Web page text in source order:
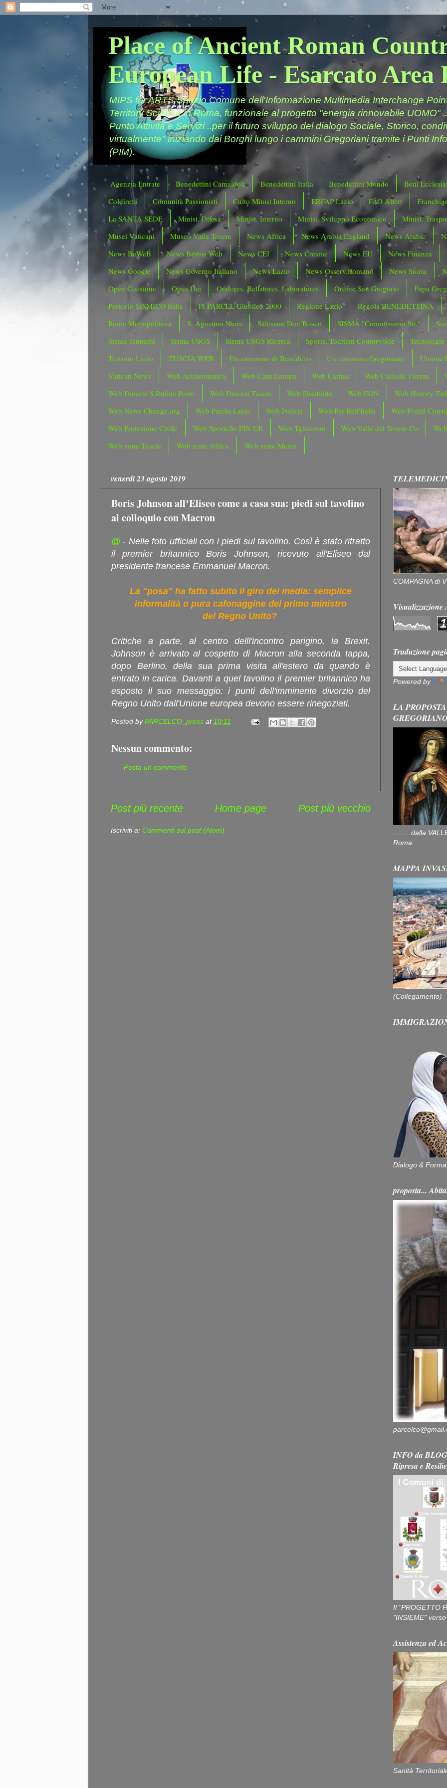
Place of Ancient Roman
European Life - Esarcato Area
MIPS for ARTS Spazio Comune dell'Informazione Multimedia Interchange
Territory Science in Roma, funzionale al progetto "energia rinnovabile UOMO"
Punto Attività e Servizi ..per il futuro sviluppo del dialogo Sociale, Storico,
virtualmente" iniziando dai Borghi lungo i cammini Gregoriani tramite i Punti
(PIM).
Agenzia Entrate Benedettini Camaldoli Benedettini Italia Benedettini Mondo
Beni
Coldiretti
Comunità Passionisti Culto Minist.Interno ERFAP Lazio FAO Allert
La SANTA SEDE
Minist. Difesa Minist. Interno Minist. Sviluppo Economico
Minist.
Musei Vaticani
Museo Valle Tevere News Africa News Arabia England News Arabic
News BeWeB
News Bibbia Web News CEI News Cresme News EU
News Finanza
News Google
News Governo Italiano News Lazio News Osserv.Romano News Storia
Open Coesione
Opus Dei Oratores, Bellatores, Laboratores Ordine San Gregorio
Papa
Pericolo SISMICO Italia
PJ PARCEL Giubileo 2000 Regione Lazio
Regola BENEDETTINA
Roma Metropolitana
S. Agostino Nuns Salesiani Don Bosco SISMA "Commissario Str."
Sisma Tsunami
Sisma USGS Sisma USGS Ricerca Sports, Tourism Countryside
Tecnologie
Turismo Lazio
TUSCIA WEB Un cammino di Benedetto Un cammino Gregoriano
Unione
Vatican News
Web Archeomatica Web Cam Europa Web Caritas Web Catholic Forum
Web Diocesi S.Rufina Porto
Web Diocesi Tuscia Web Disabilità Web EON
Web History
Web News Change.org
Web Parchi Lazio Web Polizia Web Per Bell'Italia
Web
Web Protezione Civile
Web Sportello FIN.UE Web Tgtourism Web Valle del Tevere Co
Web zona Tuscia
Web zone Africa Web zone Meteo
venerdì 23 agosto 2019
Boris Johnson allʼEliseo come a casa sua: piedi sul tavolino
al colloquio con Macron
@ - Nelle foto ufficiali con i piedi sul tavolino. Così è stato ritratto
il premier britannico Boris Johnson, ricevuto all'Eliseo dal
presidente francese Emmanuel Macron.
La "posa" ha fatto subito il giro dei media: semplice
informalità o pura cafonaggine del primo ministro
del Regno Unito?
Critiche a parte, al centro delll'incontro parigino, la Brexit.
Johnson è arrivato al cospetto di Macron alla seconda tappa,
dopo Berlino, della sua prima visita all'estero da quando è
entrato in carica. Davanti a quel tavolino il premier britannico ha
esposto il suo messaggio: i punti dell'imminente divorzio del
Regno Unito dall'Unione europea devono essere rinegoziati.
Posted byPARCELCO_press at10:11
Nessun commento:
Posta un commento
Post più recente Post più vecchio
Home page
Iscriviti a: Commenti sul post (Atom)
COMPAGNA di
1
Traduzione
Powered by
LA
........ dalla
Roma
MAPPA
(Collegamento)
Dialogo &
proposta...
INFO da
Ripresa e
Il "PROGETTO
"INSIEME"
Assistenza ed
Sanità